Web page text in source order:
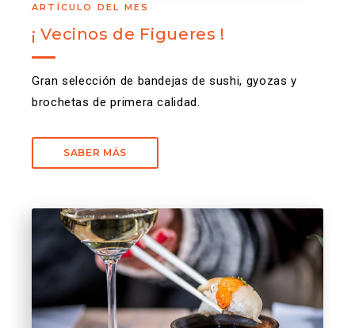
ARTÍCULO DEL MES
¡ Vecinos de Figueres !
Gran selección de bandejas de sushi, gyozas y
brochetas de primera calidad.
SABER MÁS